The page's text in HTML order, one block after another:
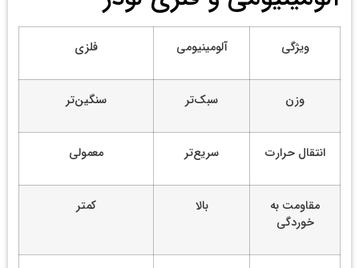
ویژگی آلومینیومی فلزی
وزن سبک‌تر سنگین‌تر
انتقال حرارت سریع‌تر معمولی
مقاومت به
خوردگی
بالا کمتر